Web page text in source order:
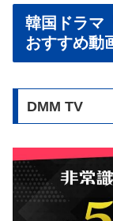
韓国ドラマ
おすすめ動
DMM TV